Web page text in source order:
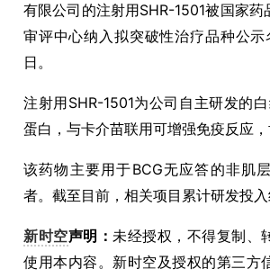
有限公司的注射用SHR-1501被国家药
审评中心纳入拟突破性治疗品种公
日。
注射用SHR-1501为公司自主研发的
蛋白，与卡介苗联用可增强免疫反应，
该药物主要用于BCG无应答的非肌
者。截至目前，相关项目累计研发投入
新时空声明：未经授权，不得复制、
使用本内容。新时空及授权的第三方